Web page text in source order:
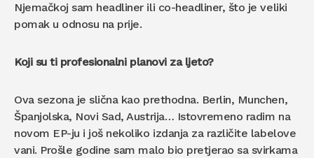
Njemačkoj sam headliner ili co-headliner, što je veliki
pomak u odnosu na prije.
Koji su ti profesionalni planovi za ljeto?
Ova sezona je slična kao prethodna. Berlin, Munchen,
Španjolska, Novi Sad, Austrija… Istovremeno radim na
novom EP-ju i još nekoliko izdanja za različite labelove
vani. Prošle godine sam malo bio pretjerao sa svirkama